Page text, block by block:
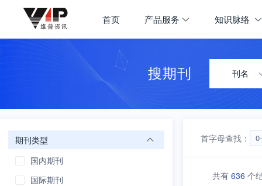
首页 产品服务 知识脉络
期刊大全 首页 学科导航
搜期刊 刊名
期刊类型
国内期刊
国际期刊
首字母查找：
共有 636 个